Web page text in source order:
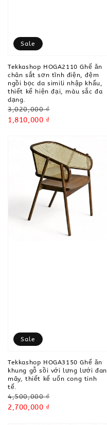
Sale
Tekkashop HOGA2110 Ghế ăn
chân sắt sơn tĩnh điện, đệm
ngồi bọc da simili nhập khẩu,
thiết kế hiện đại, màu sắc đa
dạng.
Regular
price
3,020,000 ₫
Sale
1,810,000 ₫
Sale
Tekkashop HOGA3150 Ghế ăn
khung gỗ sồi với lưng lưới đan
mây, thiết kế uốn cong tinh
tế.
Regular
price
4,500,000 ₫
Sale
2,700,000 ₫